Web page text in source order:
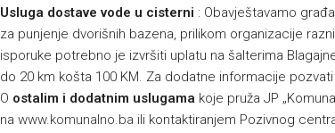
Usluga dostave vode u cisterni : Obavještavamo
za punjenje dvorišnih bazena, prilikom organizacije
isporuke potrebno je izvršiti uplatu na šalterima
do 20 km košta 100 KM. Za dodatne informacije pozvati
O ostalim i dodatnim uslugama koje pruža JP
na www.komunalno.ba ili kontaktiranjem Pozivnog